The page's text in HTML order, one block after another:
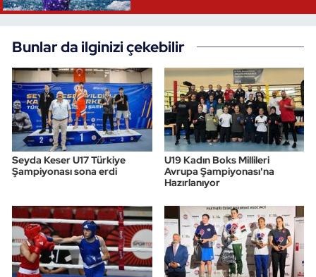
Bunlar da ilginizi çekebilir
Seyda Keser U17 Türkiye
Şampiyonası sona erdi
U19 Kadın Boks Millileri
Avrupa Şampiyonası'na
Hazırlanıyor